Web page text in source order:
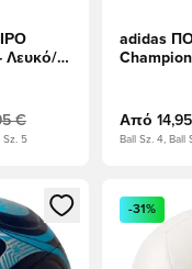
Λευκό/
€
Sz. 5
adidas
Παντόνε/
Από
Ball Sz. 4, Ball
για να συνδεθείτε ή
Ανοίγει
-31%